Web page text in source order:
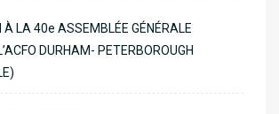
À LA 40e ASSEMBLÉE GÉNÉRALE
DURHAM- PETERBOROUGH